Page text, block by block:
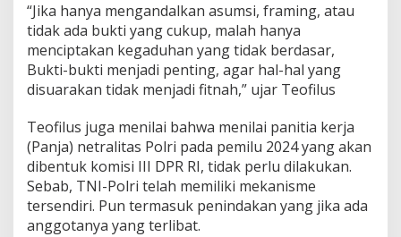
“Jika hanya mengandalkan asumsi, framing, atau
tidak ada bukti yang cukup, malah hanya
menciptakan kegaduhan yang tidak berdasar,
Bukti-bukti menjadi penting, agar hal-hal yang
disuarakan tidak menjadi fitnah,” ujar Teofilus
Teofilus juga menilai bahwa menilai panitia kerja
(Panja) netralitas Polri pada pemilu 2024 yang akan
dibentuk komisi III DPR RI, tidak perlu dilakukan.
Sebab, TNI-Polri telah memiliki mekanisme
tersendiri. Pun termasuk penindakan yang jika ada
anggotanya yang terlibat.